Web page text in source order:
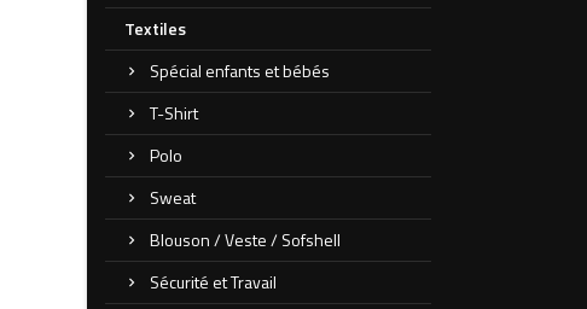
Textiles
Spécial enfants et bébés
T-Shirt
Polo
Sweat
Blouson / Veste / Sofshell
Sécurité et Travail